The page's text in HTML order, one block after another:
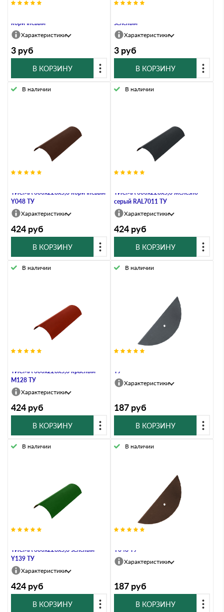
коричневый
Характеристики
3 руб
В КОРЗИНУ
зеленый
Характеристики
3 руб
В КОРЗИНУ
ТИСМА 600х228х5,8 коричневый
Y048 ТУ
В наличии
Характеристики
424 руб
В КОРЗИНУ
ТИСМА 600х228х5,8 железно-
серый RAL7011 ТУ
В наличии
Характеристики
424 руб
В КОРЗИНУ
ТИСМА 600х228х5,8 красный
M128 ТУ
В наличии
Характеристики
424 руб
В КОРЗИНУ
ТУ
В наличии
Характеристики
187 руб
В КОРЗИНУ
ТИСМА 600х228х5,8 зеленый
Y139 ТУ
В наличии
Характеристики
424 руб
В КОРЗИНУ
Y048 ТУ
В наличии
Характеристики
187 руб
В КОРЗИНУ